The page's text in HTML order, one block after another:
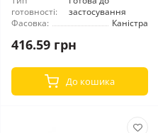
готовності:
застосування
Фасовка:
Каністра
416.59 грн
До кошика